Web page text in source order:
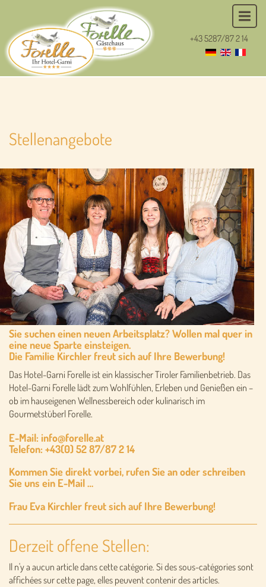
+43 5287/87 2 14
Stellenangebote
Sie suchen einen neuen Arbeitsplatz? Wollen mal quer in
eine neue Sparte einsteigen.
Die Familie Kirchler freut sich auf Ihre Bewerbung!
Das Hotel-Garni Forelle ist ein klassischer Tiroler Familienbetrieb. Das
Hotel-Garni Forelle lädt zum Wohlfühlen, Erleben und Genießen ein –
ob im hauseigenen Wellnessbereich oder kulinarisch im
Gourmetstüberl Forelle.
E-Mail: info@forelle.at
Telefon: +43(0) 52 87/87 2 14
Kommen Sie direkt vorbei, rufen Sie an oder schreiben
Sie uns ein E-Mail …
Frau Eva Kirchler freut sich auf Ihre Bewerbung!
Derzeit offene Stellen:
https://herrpimock.de/veranstaltungen/
Il n'y a aucun article dans cette catégorie. Si des sous-catégories sont
affichées sur cette page, elles peuvent contenir des articles.